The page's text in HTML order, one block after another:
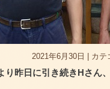
2021年6月30日 カテ
昨日に引き続きHさん